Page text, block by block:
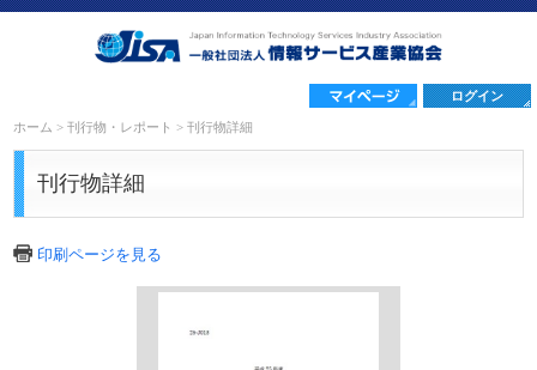
ログイン
ホーム >刊行物・レポート >刊行物詳細
刊行物詳細
印刷ページを見る